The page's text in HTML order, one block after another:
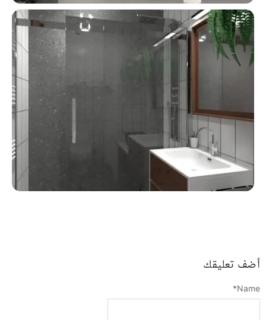
أضف تعليقك
Name
*